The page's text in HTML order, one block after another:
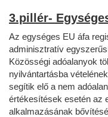
3.pillér-
Az egységes EU áfa
adminisztratív
Közösségi adóalanyok
nyilvántartásba
segítik elő a nem
értékesítések esetén az
alkalmazásának